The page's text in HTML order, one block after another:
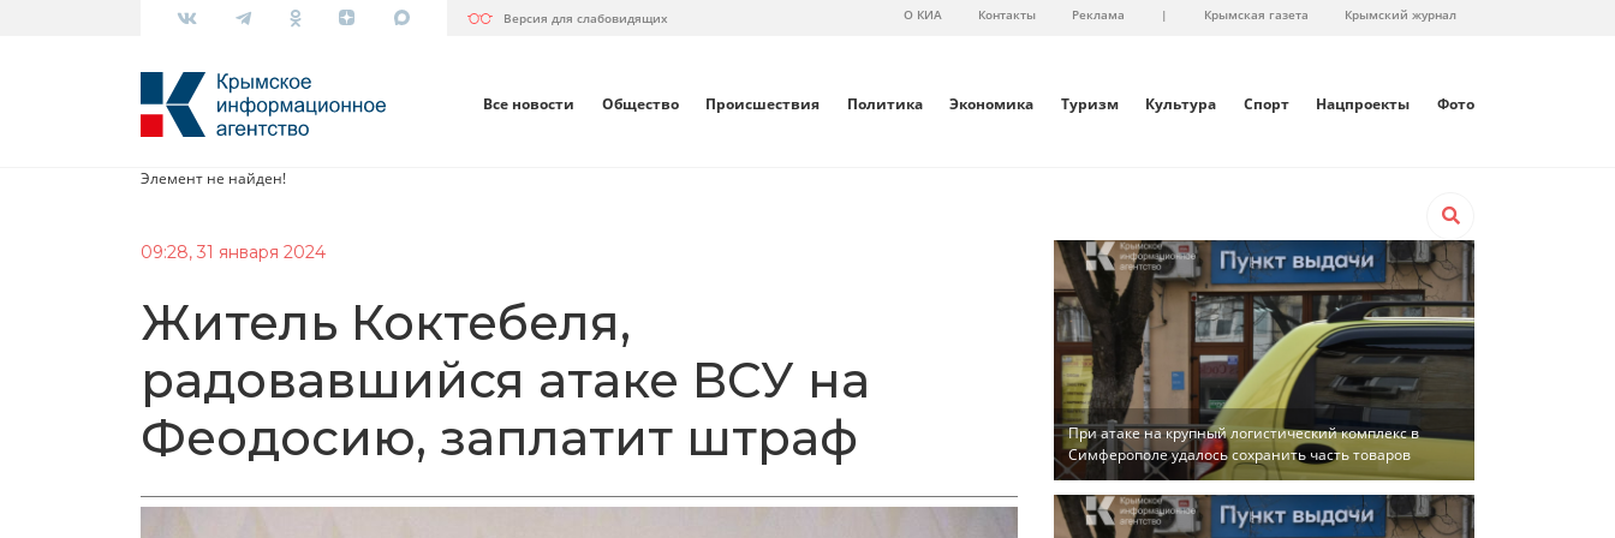
Версия для слабовидящих О КИА Контакты Реклама | Крымская газета Крымский журнал
Все новости Общество Происшествия Политика Экономика Туризм Культура Спорт Нацпроекты Фото
Элемент не найден!
09:28, 31 января 2024
Житель Коктебеля,
радовавшийся атаке ВСУ на
Феодосию, заплатит штраф
При атаке на крупный логистический комплекс в
Симферополе удалось сохранить часть товаров